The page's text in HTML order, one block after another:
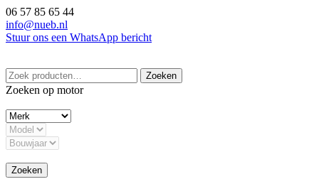
Ga
naar
de
06 57 85 65 44
info@nueb.nl
Stuur ons een WhatsApp bericht
Zoeken
naar:
Zoeken
Zoeken op motor
Zoeken